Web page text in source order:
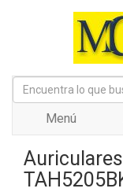
Menú